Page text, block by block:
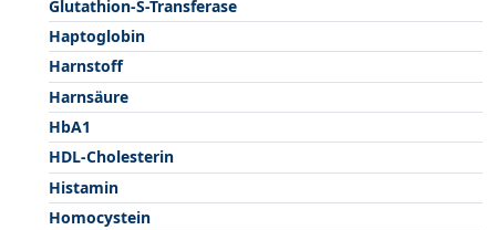
Glutathion-S-Transferase
Haptoglobin
Harnstoff
Harnsäure
HbA1
HDL-Cholesterin
Histamin
Homocystein